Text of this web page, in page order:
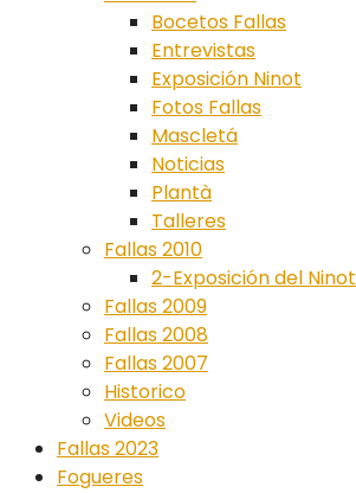
Bocetos Fallas
Entrevistas
Exposición Ninot
Fotos Fallas
Mascletá
Noticias
Plantà
Talleres
Fallas 2010
2-Exposición del Ninot
Fallas 2009
Fallas 2008
Fallas 2007
Historico
Videos
Fallas 2023
Fogueres